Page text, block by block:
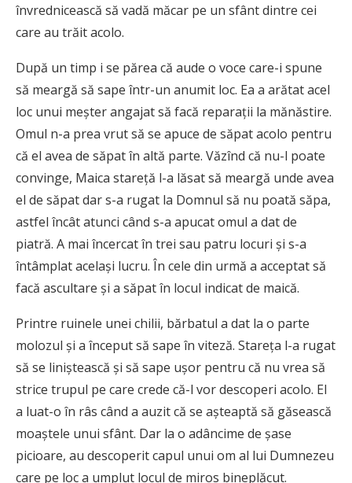
învrednicească să vadă măcar pe un sfânt dintre cei
care au trăit acolo.
După un timp i se părea că aude o voce care-i spune
să meargă să sape într-un anumit loc. Ea a arătat acel
loc unui meşter angajat să facă reparaţii la mănăstire.
Omul n-a prea vrut să se apuce de săpat acolo pentru
că el avea de săpat în altă parte. Văzînd că nu-l poate
convinge, Maica stareţă l-a lăsat să meargă unde avea
el de săpat dar s-a rugat la Domnul să nu poată săpa,
astfel încât atunci când s-a apucat omul a dat de
piatră. A mai încercat în trei sau patru locuri şi s-a
întâmplat acelaşi lucru. În cele din urmă a acceptat să
facă ascultare şi a săpat în locul indicat de maică.
Printre ruinele unei chilii, bărbatul a dat la o parte
molozul şi a început să sape în viteză. Stareţa l-a rugat
să se liniştească şi să sape uşor pentru că nu vrea să
strice trupul pe care crede că-l vor descoperi acolo. El
a luat-o în râs când a auzit că se aşteaptă să găsească
moaştele unui sfânt. Dar la o adâncime de şase
picioare, au descoperit capul unui om al lui Dumnezeu
care pe loc a umplut locul de miros bineplăcut.